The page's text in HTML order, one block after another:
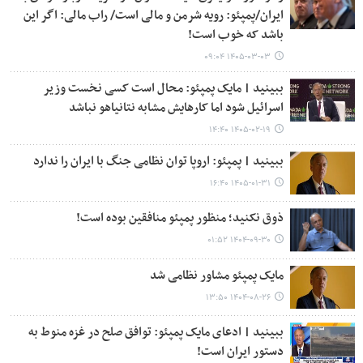
ایران/پمپئو: رویه شرمن و مالی است/ راب مالی: اگر این
باشد که خوب است!
۱۴۰۵-۰۳-۰۳ ۰۹:۰۴
ببینید | مایک پمپئو: محال است کسی نخست وزیر
اسرائیل شود اما کارهایش مشابه نتانیاهو نباشد
۱۴۰۵-۰۲-۱۹ ۱۴:۴۰
ببینید | پمپئو: اروپا توان نظامی جنگ با ایران را ندارد
۱۴۰۵-۰۱-۳۱ ۱۶:۴۰
ذوق نکنید؛ منظور پمپئو منافقین بوده است!
۱۴۰۴-۰۹-۳۰ ۰۱:۵۲
مایک پمپئو مشاور نظامی شد
۱۴۰۴-۰۸-۲۶ ۱۳:۵۰
ببینید | ادعای مایک پمپئو: توافق صلح در غزه منوط به
دستور ایران است!